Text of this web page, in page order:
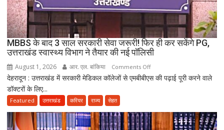
की
दर्दनाक
मौत,
दो
अब
भी
लापता
MBBS के बाद 3 साल सरकारी सेवा जरूरी! फिर ही कर सकेंगे PG,
उत्तराखंड स्वास्थ्य विभाग ने तैयार की नई पॉलिसी
August 1, 2026 आर. एल. बांकिया Comments Offon
MBBS
3
साल
देहरादून : उत्तराखंड में सरकारी मेडिकल कॉलेजों से एमबीबीएस की पढ़ाई पूरी करने वाले
डॉक्टरों के लिए...
Featured उत्तराखंड करियर राज्य सेहत